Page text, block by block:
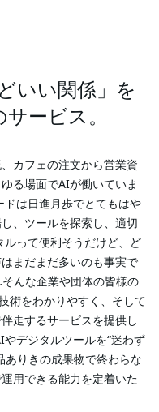
いい関係」を
ービス。
カフェの注文から営業資
る場面でAIが働いていま
は日進月歩でとてもはや
、ツールを探索し、適切
って便利そうだけど、ど
まだまだ多いのも事実で
んな企業や団体の皆様の
術をわかりやすく、そして
走するサービスを提供し
デジタルツールを“迷わず
ありきの成果物で終わらな
用できる能力を定着いた